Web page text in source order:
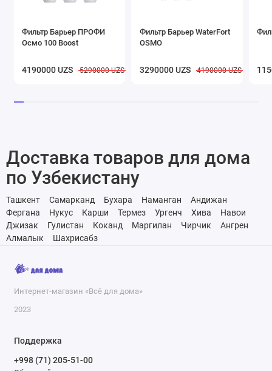
Фильтр Барьер ПРОФИ
Осмо 100 Boost
4190000 UZS 5290000 UZS
Фильтр Барьер WaterFort
OSMO
3290000 UZS 4190000 UZS
Доставка товаров для дома
по Узбекистану
Ташкент Самарканд Бухара Наманган
Андижан
Фергана
Нукус Карши Термез Ургенч Хива
Навои
Джизак
Гулистан Коканд Маргилан Чирчик
Ангрен
Алмалык
Шахрисабз
Интернет-магазин «Всё для дома»
2023
Поддержка
+998 (71) 205-51-00